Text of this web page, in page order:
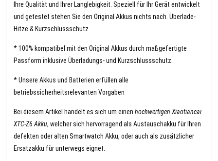
Ihre Qualität und Ihrer Langlebigkeit. Speziell für Ihr Gerät entwickelt
und getestet stehen Sie den Original Akkus nichts nach. Überlade-
Hitze & Kurzschlussschutz.
* 100% kompatibel mit den Original Akkus durch maßgefertigte
Passform inklusive Überladungs- und Kurzschlussschutz.
* Unsere Akkus und Batterien erfüllen alle
betriebssicherheitsrelevanten Vorgaben
Bei diesem Artikel handelt es sich um einen hochwertigen Xiaotiancai
XTC-Z6 Akku, welcher sich hervorragend als Austauschakku für Ihren
defekten oder alten Smartwatch Akku, oder auch als zusätzlicher
Ersatzakku für unterwegs eignet.